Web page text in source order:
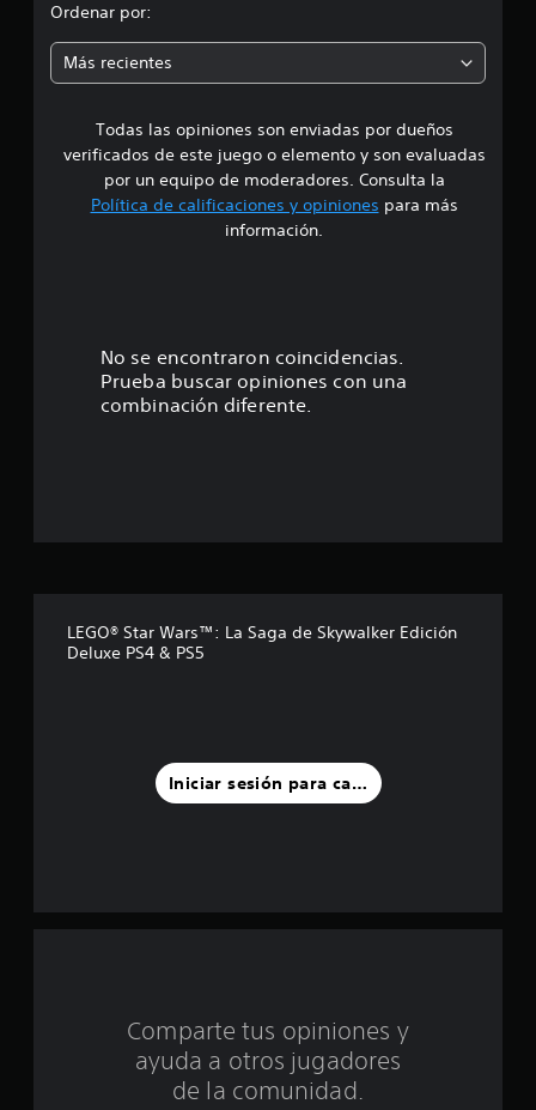
m
e
d
i
s
t
r
e
Ordenar por:
Más recientes
Todas las opiniones son enviadas por dueños
verificados de este juego o elemento y son evaluadas
por un equipo de moderadores. Consulta la
Política de calificaciones y opiniones para más
información.
No se encontraron coincidencias.
Prueba buscar opiniones con una
combinación diferente.
LEGO® Star Wars™: La Saga de Skywalker Edición
Deluxe PS4 & PS5
Iniciar sesión para calificar
Comparte tus opiniones y
ayuda a otros jugadores
de la comunidad.